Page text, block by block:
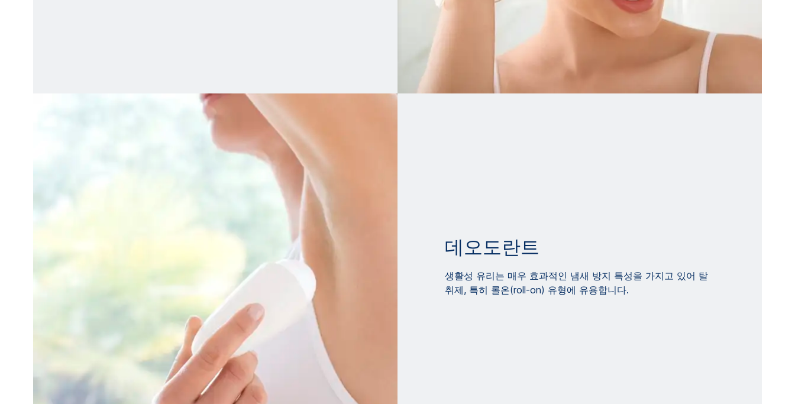
데오도란트
생활성 유리는 매우 효과적인 냄새 방지 특성을 가지고 있어 탈
취제, 특히 롤온(roll-on) 유형에 유용합니다.